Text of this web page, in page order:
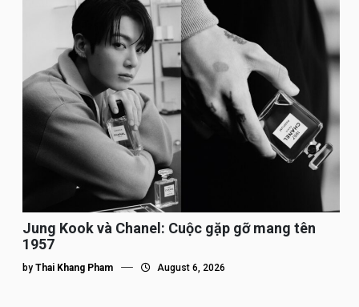
Jung Kook và Chanel: Cuộc gặp gỡ mang tên
1957
by Thai Khang Pham August 6, 2026